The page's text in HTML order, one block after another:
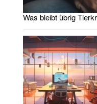
Was bleibt übrig